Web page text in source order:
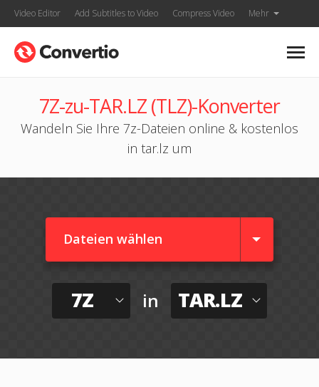
Video Editor Add Subtitles to Video Compress Video Mehr
7Z-zu-TAR.LZ (TLZ)-Konverter
Wandeln Sie Ihre 7z-Dateien online & kostenlos
in tar.lz um
Dateien wählen
7Z in TAR.LZ